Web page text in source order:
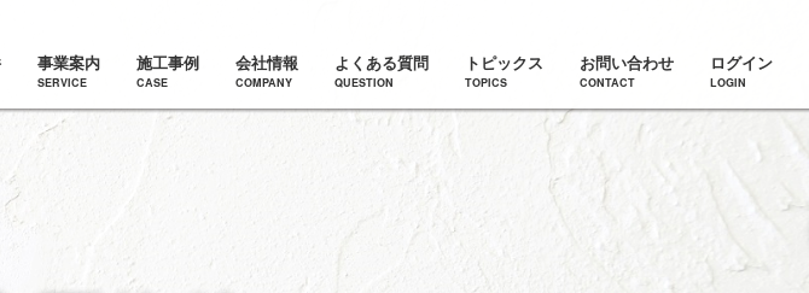
事業案内
SERVICE
施工事例
CASE
会社情報
COMPANY
よくある質問
QUESTION
トピックス
TOPICS
お問い合わせ
CONTACT
ログイン
LOGIN